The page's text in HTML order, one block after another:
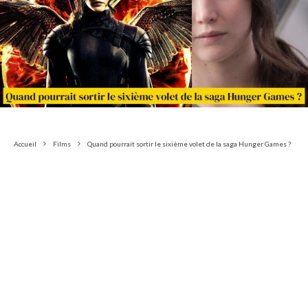
Accueil Films Quand pourrait sortir le sixième volet de la saga Hunger Games ?